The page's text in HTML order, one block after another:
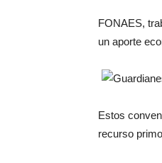
FONAES,
un aporte
Estos
recurso